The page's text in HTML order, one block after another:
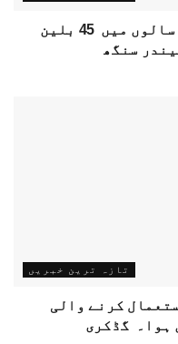
بھارت کی خلائی معیشت اگلے 10 سالوں میں 45 بلین
سنگھ
تازہ ترین خبریں
کرنے والی
ہوا۔ گڈکری